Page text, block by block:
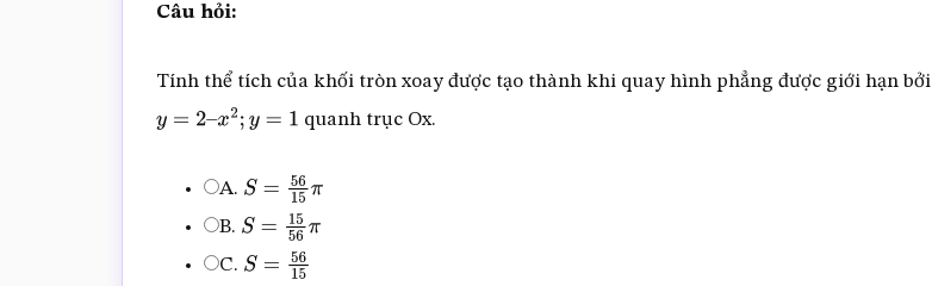
Câu hỏi:
Tính thể tích của khối tròn xoay được tạo thành khi quay hình phẳng được giới hạn bởi
y =2 –x 2;y =1 quanh trục Ox.
A. S=56 15 π
B. S=15 56 π
C. S=56
15